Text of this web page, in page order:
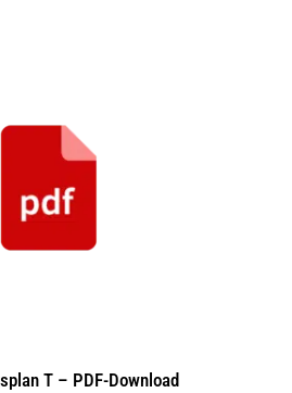
T – PDF-Download